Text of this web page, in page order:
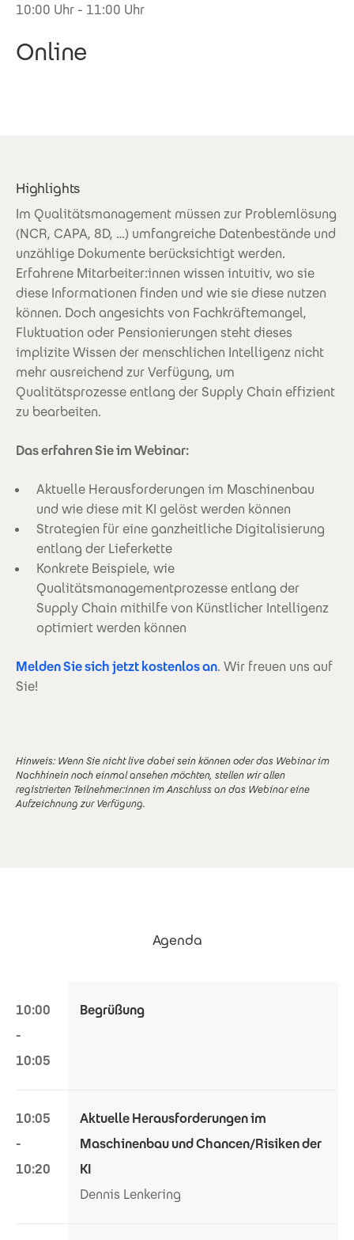
10:00 Uhr - 11:00 Uhr
Online
Highlights
Im Qualitätsmanagement müssen zur Problemlösung
(NCR, CAPA, 8D, …) umfangreiche Datenbestände und
unzählige Dokumente berücksichtigt werden.
Erfahrene Mitarbeiter:innen wissen intuitiv, wo sie
diese Informationen finden und wie sie diese nutzen
können. Doch angesichts von Fachkräftemangel,
Fluktuation oder Pensionierungen steht dieses
implizite Wissen der menschlichen Intelligenz nicht
mehr ausreichend zur Verfügung, um
Qualitätsprozesse entlang der Supply Chain effizient
zu bearbeiten.
Das erfahren Sie im Webinar:
Aktuelle Herausforderungen im Maschinenbau
und wie diese mit KI gelöst werden können
Strategien für eine ganzheitliche Digitalisierung
entlang der Lieferkette
Konkrete Beispiele, wie
Qualitätsmanagementprozesse entlang der
Supply Chain mithilfe von Künstlicher Intelligenz
optimiert werden können
Melden Sie sich jetzt kostenlos an. Wir freuen uns auf
Sie!
Hinweis: Wenn Sie nicht live dabei sein können oder das Webinar im
Nachhinein noch einmal ansehen möchten, stellen wir allen
registrierten Teilnehmer:innen im Anschluss an das Webinar eine
Aufzeichnung zur Verfügung.
Agenda
10:00
-
10:05
Begrüßung
10:05
-
10:20
Aktuelle Herausforderungen im
Maschinenbau und Chancen/Risiken der
KI
Dennis Lenkering